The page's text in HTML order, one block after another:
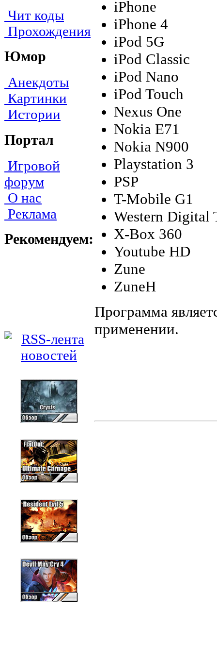
Чит коды
Прохождения
Юмор
Анекдоты
Картинки
Истории
Портал
Игровой
форум
О нас
Реклама
Рекомендуем:
iPhone
iPhone 4
iPod 5G
iPod Classic
iPod Nano
iPod Touch
Nexus One
Nokia E71
Nokia N900
Playstation 3
PSP
T-Mobile G1
Western Digital
X-Box 360
Youtube HD
Zune
ZuneH
Программа
применении.